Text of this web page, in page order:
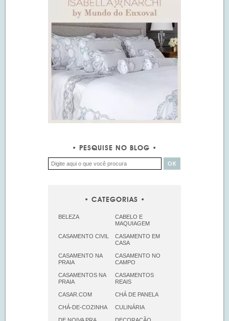
PESQUISE NO BLOG
CATEGORIAS
BELEZA
CABELO E
MAQUIAGEM
CASAMENTO CIVIL
CASAMENTO EM
CASA
CASAMENTO NA
PRAIA
CASAMENTO NO
CAMPO
CASAMENTOS NA
PRAIA
CASAMENTOS
REAIS
CASAR.COM CHÁ DE PANELA
CHÁ-DE-COZINHA CULINÁRIA